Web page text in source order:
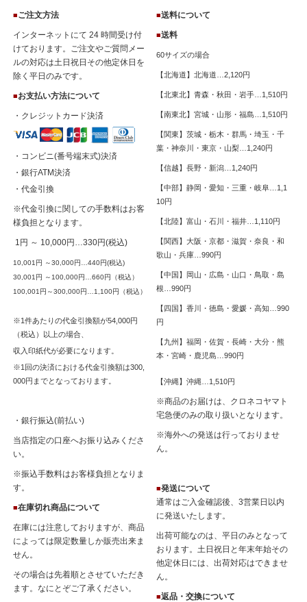
■ご注文方法
インターネットにて 24 時間受け付
けております。ご注文やご質問メー
ルの対応は土日祝日その他定休日を
除く平日のみです。
■お支払い方法について
・クレジットカード決済
・コンビニ(番号端末式)決済
・銀行ATM決済
・代金引換
※代金引換に関しての手数料はお客
様負担となります。
1円 ～ 10,000円…330円(税込)
10,001円 ～30,000円…440円(税込)
30,001円 ～100,000円…660円（税込）
100,001円～300,000円…1,100円（税込）
※1件あたりの代金引換額が54,000円
（税込）以上の場合、
収入印紙代が必要になります。
※1回の決済における代金引換額は300,
000円までとなっております。
・銀行振込(前払い)
当店指定の口座へお振り込みくださ
い。
※振込手数料はお客様負担となりま
す。
■在庫切れ商品について
在庫には注意しておりますが、商品
によっては限定数量しか販売出来ま
せん。
その場合は先着順とさせていただき
ます。なにとぞご了承ください。
■送料について
■送料
60サイズの場合
【北海道】北海道…2,120円
【北東北】青森・秋田・岩手…1,510円
【南東北】宮城・山形・福島…1,510円
【関東】茨城・栃木・群馬・埼玉・千
葉・神奈川・東京・山梨…1,240円
【信越】長野・新潟…1,240円
【中部】静岡・愛知・三重・岐阜…1,1
10円
【北陸】富山・石川・福井…1,110円
【関西】大阪・京都・滋賀・奈良・和
歌山・兵庫…990円
【中国】岡山・広島・山口・鳥取・島
根…990円
【四国】香川・徳島・愛媛・高知…990
円
【九州】福岡・佐賀・長崎・大分・熊
本・宮崎・鹿児島…990円
【沖縄】沖縄…1,510円
※商品のお届けは、クロネコヤマト
宅急便のみの取り扱いとなります。
※海外への発送は行っておりませ
ん。
■発送について
通常はご入金確認後、3営業日以内
に発送いたします。
出荷可能なのは、平日のみとなって
おります。土日祝日と年末年始その
他定休日には、出荷対応はできませ
ん。
■返品・交換について